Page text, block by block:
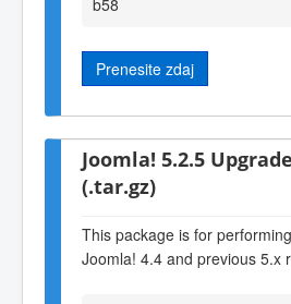
Prenesite zdaj
Joomla! 5.2.5
(.tar.gz)
This package is for
Joomla! 4.4 and previous 5.x